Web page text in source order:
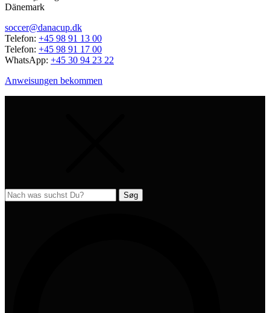
Dänemark
soccer@danacup.dk
Telefon: +45 98 91 13 00
Telefon: +45 98 91 17 00
WhatsApp: +45 30 94 23 22
Anweisungen bekommen